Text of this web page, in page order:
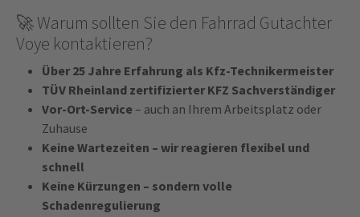
🚀 Warum sollten Sie den Fahrrad Gutachter
Voye kontaktieren?
Über 25 Jahre Erfahrung als Kfz-Technikermeister
TÜV Rheinland zertifizierter KFZ Sachverständiger
Vor-Ort-Service – auch an Ihrem Arbeitsplatz oder
Zuhause
Keine Wartezeiten – wir reagieren flexibel und
schnell
Keine Kürzungen – sondern volle
Schadenregulierung